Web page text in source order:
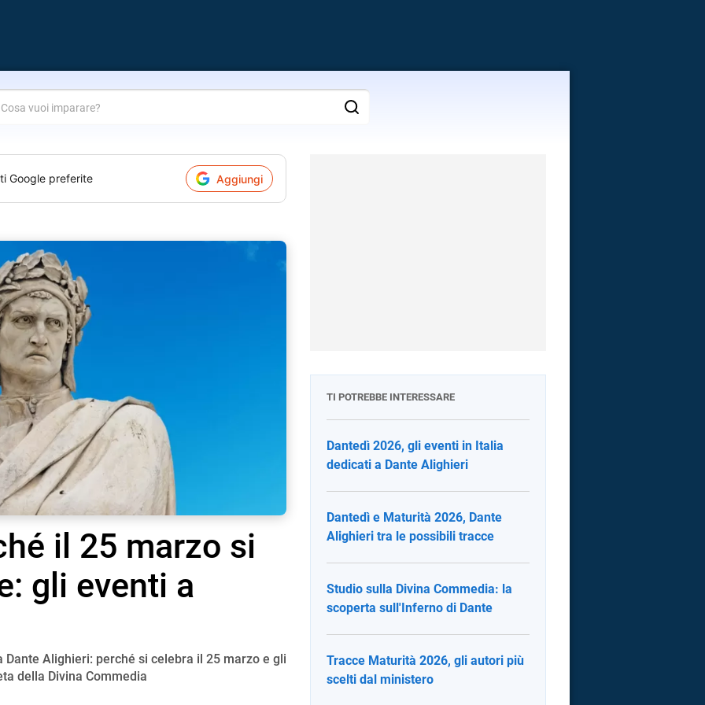
Google preferite Aggiungi
il 25 marzo si
gli eventi a
Dante Alighieri: perché si celebra il 25 marzo e gli
della Divina Commedia
TI POTREBBE INTERESSARE
Dantedì 2026, gli eventi in Italia
dedicati a Dante Alighieri
Dantedì e Maturità 2026, Dante
Alighieri tra le possibili tracce
Studio sulla Divina Commedia: la
scoperta sull'Inferno di Dante
Tracce Maturità 2026, gli autori più
scelti dal ministero